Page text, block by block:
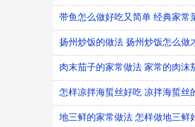
带鱼怎么做好吃又简单 经典家常
扬州炒饭的做法 扬州炒饭怎么做
肉末茄子的家常做法 家常的肉沫
怎样凉拌海蜇丝好吃 凉拌海蜇丝
地三鲜的家常做法 怎样做地三鲜